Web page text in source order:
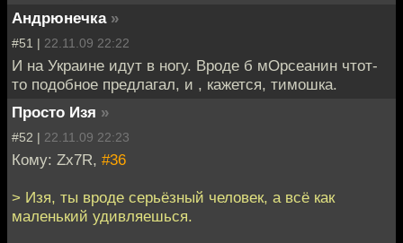
Андрюнечка »
#51 | 22.11.09 22:22
И на Украине идут в ногу. Вроде б мОрсеанин чтот-
то подобное предлагал, и , кажется, тимошка.
Просто Изя »
#52 | 22.11.09 22:23
Кому: Zx7R, #36
> Изя, ты вроде серьёзный человек, а всё как
маленький удивляешься.